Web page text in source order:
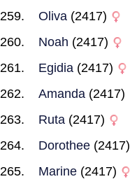
Oliva (2417)
Noah (2417)
Egidia (2417)
Amanda (2417)
Ruta (2417)
Dorothee (2417)
Marine (2417)